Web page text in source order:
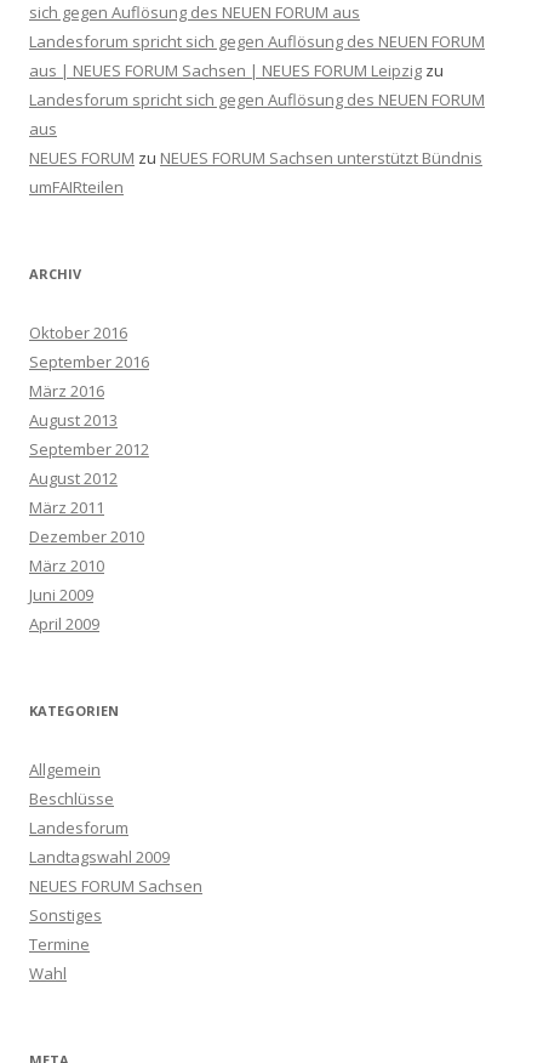
sich gegen Auflösung des NEUEN FORUM aus
Landesforum spricht sich gegen Auflösung des NEUEN FORUM
aus | NEUES FORUM Sachsen | NEUES FORUM Leipzig zu
Landesforum spricht sich gegen Auflösung des NEUEN FORUM
aus
NEUES FORUM zu NEUES FORUM Sachsen unterstützt Bündnis
umFAIRteilen
ARCHIV
Oktober 2016
September 2016
März 2016
August 2013
September 2012
August 2012
März 2011
Dezember 2010
März 2010
Juni 2009
April 2009
KATEGORIEN
Allgemein
Beschlüsse
Landesforum
Landtagswahl 2009
NEUES FORUM Sachsen
Sonstiges
Termine
Wahl